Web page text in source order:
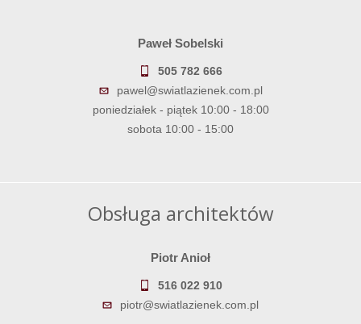
Paweł Sobelski
505 782 666
pawel@swiatlazienek.com.pl
poniedziałek - piątek 10:00 - 18:00
sobota 10:00 - 15:00
Obsługa architektów
Piotr Anioł
516 022 910
piotr@swiatlazienek.com.pl